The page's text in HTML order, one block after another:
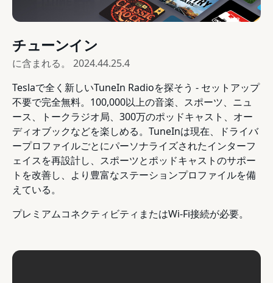
チューンイン
に含まれる。 2024.44.25.4
Teslaで全く新しいTuneIn Radioを探そう - セットアップ
不要で完全無料。100,000以上の音楽、スポーツ、ニュ
ース、トークラジオ局、300万のポッドキャスト、オー
ディオブックなどを楽しめる。TuneInは現在、ドライバ
ープロファイルごとにパーソナライズされたインターフ
ェイスを再設計し、スポーツとポッドキャストのサポー
トを改善し、より豊富なステーションプロファイルを備
えている。
プレミアムコネクティビティまたはWi-Fi接続が必要。